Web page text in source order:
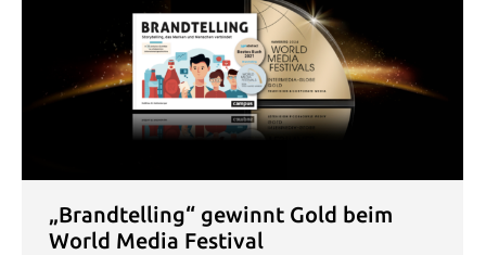
„Brandtelling“ gewinnt Gold beim
World Media Festival